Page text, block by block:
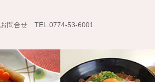
お問合せ TEL:0774-53-6001